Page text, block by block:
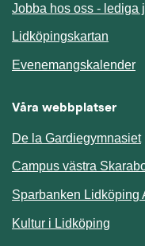
Jobba hos oss - lediga
Lidköpingskartan
Evenemangskalender
Våra webbplatser
De la Gardiegymnasiet
Campus västra
Sparbanken Lidköping
Kultur i Lidköping